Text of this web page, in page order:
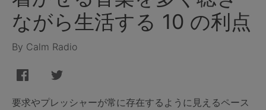
ながら生活する 10 の利点
By Calm Radio
要求やプレッシャーが常に存在するように見えるペース